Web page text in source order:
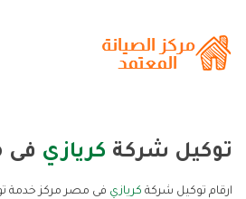
توكيل شركة كريازي فى
ارقام توكيل شركة كريازي فى مصر مركز خدمة